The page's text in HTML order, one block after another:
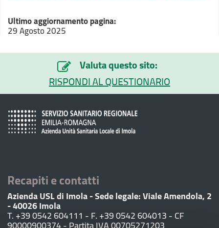
Ultimo aggiornamento pagina:
29 Agosto 2025
Valuta questo sito:
RISPONDI AL QUESTIONARIO
Recapiti e contatti
Azienda USL di Imola - Sede legale: Viale Amendola, 2
- 40026 Imola
T. +39 0542 604111 - F. +39 0542 604013 - CF